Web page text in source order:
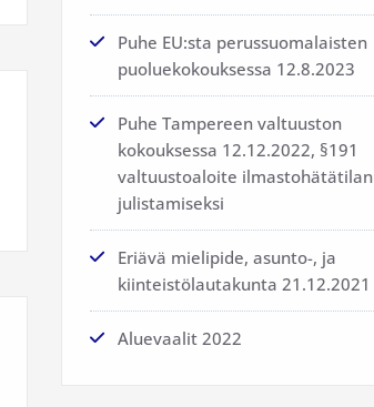
Puhe EU:sta perussuomalaisten
puoluekokouksessa 12.8.2023
Puhe Tampereen valtuuston
kokouksessa 12.12.2022, §191
valtuustoaloite ilmastohätätilan
julistamiseksi
Eriävä mielipide, asunto-, ja
kiinteistölautakunta 21.12.2021
Aluevaalit 2022